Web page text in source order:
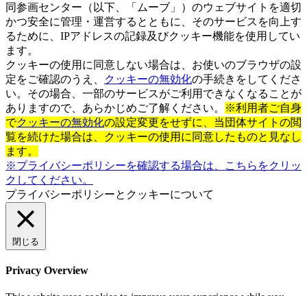
同参画センター（以下、「ムーブ」）のウェブサイトを適切
かつ安全に管理・運営するとともに、そのサービスを向上す
るために、IPアドレスの記録及びクッキー機能を使用してい
ます。
クッキーの使用に同意しない場合は、お使いのブラウザの設
定をご確認のうえ、
クッキーの無効化の手続きをしてくださ
い。その場合、一部のサービスがご利用できなくなることが
ありますので、あらかじめご了解ください。
※利用者ご自身
でクッキーの無効化の設定変更をせずに、当団体サイトの閲
覧を続けた場合は、クッキーの使用に同意したものと見なし
ます。
※プライバシーポリシーを確認する場合は、こちらをクリッ
クしてください。
プライバシーポリシーとクッキーについて
閉じる
Privacy Overview